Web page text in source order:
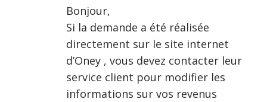
Bonjour,
Si la demande a été réalisée
directement sur le site internet
d’Oney , vous devez contacter leur
service client pour modifier les
informations sur vos revenus